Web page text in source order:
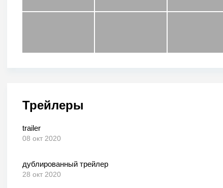
Трейлеры
trailer
08 окт 2020
дублированный трейлер
28 окт 2020